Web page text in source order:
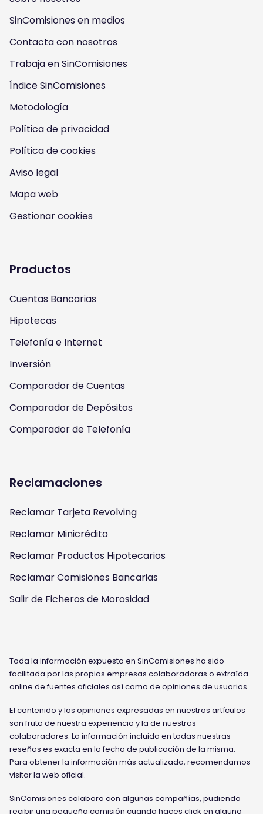
o
w
u
s
o
n
n
s
a
a
m
o
w
u
s
o
n
o
u
u
o
w
u
s
o
n
a
c
b
k
o
w
u
s
n
i
t
SinComisiones en medios
Contacta con nosotros
Trabaja en SinComisiones
Índice SinComisiones
Metodología
Política de privacidad
Política de cookies
Aviso legal
Mapa web
Gestionar cookies
Productos
Cuentas Bancarias
Hipotecas
Telefonía e Internet
Inversión
Comparador de Cuentas
Comparador de Depósitos
Comparador de Telefonía
Reclamaciones
Reclamar Tarjeta Revolving
Reclamar Minicrédito
Reclamar Productos Hipotecarios
Reclamar Comisiones Bancarias
Salir de Ficheros de Morosidad
Toda la información expuesta en SinComisiones ha sido
facilitada por las propias empresas colaboradoras o extraída
online de fuentes oficiales así como de opiniones de usuarios.
El contenido y las opiniones expresadas en nuestros artículos
son fruto de nuestra experiencia y la de nuestros
colaboradores. La información incluida en todas nuestras
reseñas es exacta en la fecha de publicación de la misma.
Para obtener la información más actualizada, recomendamos
visitar la web oficial.
SinComisiones colabora con algunas compañías, pudiendo
recibir una pequeña comisión cuando haces click en alguno